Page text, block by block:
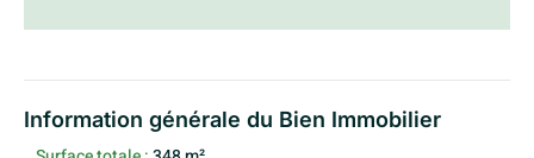
Information générale du Bien Immobilier